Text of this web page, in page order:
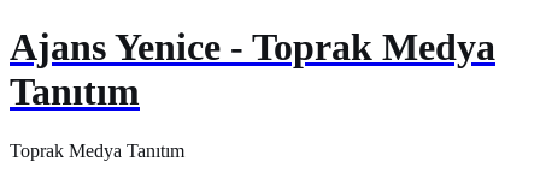
Ajans Yenice - Toprak Medya
Tanıtım
Toprak Medya Tanıtım